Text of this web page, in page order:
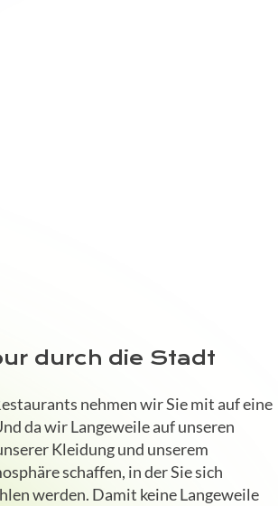
durch die Stadt
nehmen wir Sie mit auf eine
da wir Langeweile auf unseren
Kleidung und unserem
schaffen, in der Sie sich
werden. Damit keine Langeweile